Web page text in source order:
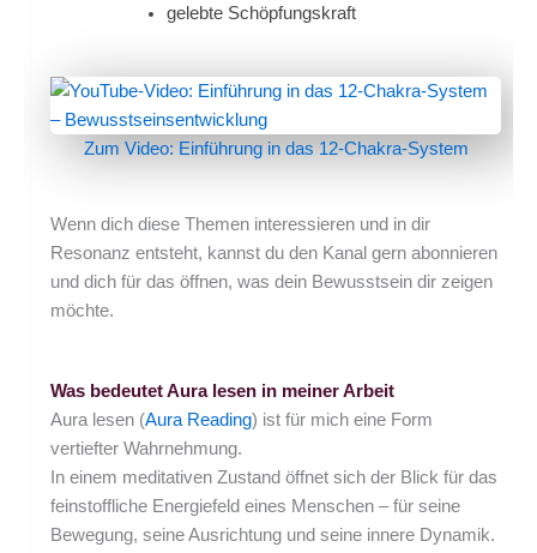
gelebte Schöpfungskraft
Zum Video: Einführung in das 12-Chakra-System
Wenn dich diese Themen interessieren und in dir
Resonanz entsteht, kannst du den Kanal gern abonnieren
und dich für das öffnen, was dein Bewusstsein dir zeigen
möchte.
Was bedeutet Aura lesen in meiner Arbeit
Aura lesen (Aura Reading) ist für mich eine Form
vertiefter Wahrnehmung.
In einem meditativen Zustand öffnet sich der Blick für das
feinstoffliche Energiefeld eines Menschen – für seine
Bewegung, seine Ausrichtung und seine innere Dynamik.